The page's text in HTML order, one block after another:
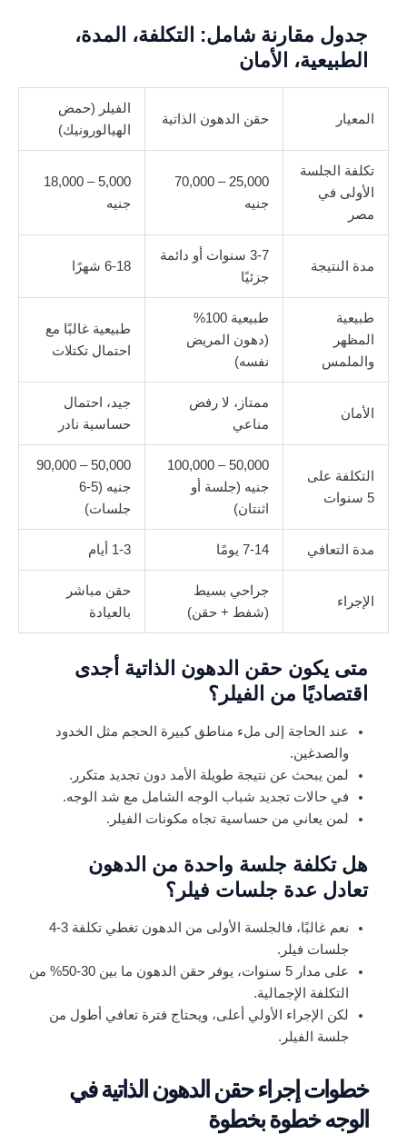
جدول مقارنة شامل: التكلفة، المدة،
الطبيعية، الأمان
المعيار حقن الدهون الذاتية
الفيلر (حمض
الهيالورونيك)
تكلفة الجلسة
الأولى في
مصر
25,000 – 70,000
جنيه
5,000 – 18,000
جنيه
مدة النتيجة
3-7 سنوات أو دائمة
جزئيًا
6-18 شهرًا
طبيعية
المظهر
والملمس
طبيعية 100%
(دهون المريض
نفسه)
طبيعية غالبًا مع
احتمال تكتلات
الأمان
ممتاز، لا رفض
مناعي
جيد، احتمال
حساسية نادر
التكلفة على
5 سنوات
50,000 – 100,000
جنيه (جلسة أو
اثنتان)
50,000 – 90,000
جنيه (5-6
جلسات)
مدة التعافي 7-14 يومًا 1-3 أيام
الإجراء
جراحي بسيط
(شفط + حقن)
حقن مباشر
بالعيادة
متى يكون حقن الدهون الذاتية أجدى
اقتصاديًا من الفيلر؟
عند الحاجة إلى ملء مناطق كبيرة الحجم مثل الخدود
والصدغين.
لمن يبحث عن نتيجة طويلة الأمد دون تجديد متكرر.
في حالات تجديد شباب الوجه الشامل مع شد الوجه.
لمن يعاني من حساسية تجاه مكونات الفيلر.
هل تكلفة جلسة واحدة من الدهون
تعادل عدة جلسات فيلر؟
نعم غالبًا، فالجلسة الأولى من الدهون تغطي تكلفة 3-4
جلسات فيلر.
على مدار 5 سنوات، يوفر حقن الدهون ما بين 30-50% من
التكلفة الإجمالية.
لكن الإجراء الأولي أعلى، ويحتاج فترة تعافي أطول من
جلسة الفيلر.
خطوات إجراء حقن الدهون الذاتية في
الوجه خطوة بخطوة